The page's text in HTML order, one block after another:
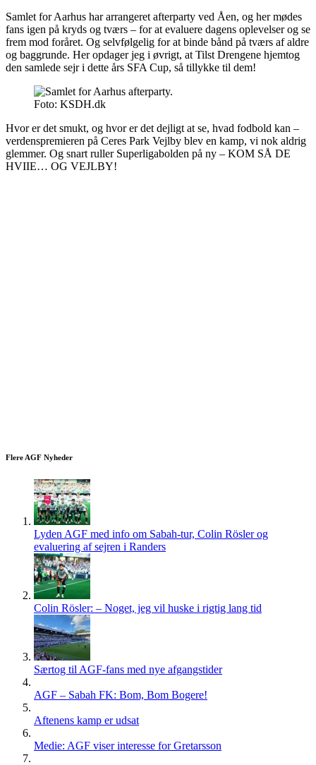
Samlet for Aarhus har arrangeret afterparty ved Åen, og her mødes
fans igen på kryds og tværs – for at evaluere dagens oplevelser og se
frem mod foråret. Og selvfølgelig for at binde bånd på tværs af aldre
og baggrunde. Her opdager jeg i øvrigt, at Tilst Drengene hjemtog
den samlede sejr i dette års SFA Cup, så tillykke til dem!
Foto: KSDH.dk
Hvor er det smukt, og hvor er det dejligt at se, hvad fodbold kan –
verdenspremieren på Ceres Park Vejlby blev en kamp, vi nok aldrig
glemmer. Og snart ruller Superligabolden på ny – KOM SÅ DE
HVIIE… OG VEJLBY!
Flere AGF Nyheder
Lyden AGF med info om Sabah-tur, Colin Rösler og
evaluering af sejren i Randers
Colin Rösler: – Noget, jeg vil huske i rigtig lang tid
Særtog til AGF-fans med nye afgangstider
AGF – Sabah FK: Bom, Bom Bogere!
Aftenens kamp er udsat
Medie: AGF viser interesse for Gretarsson